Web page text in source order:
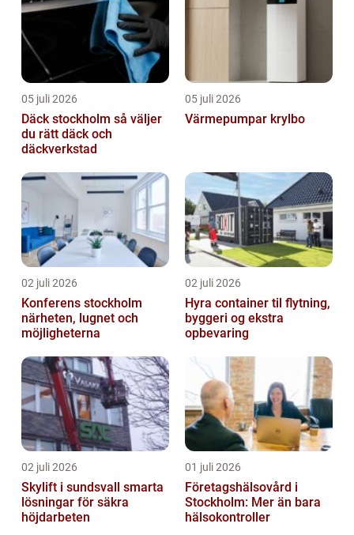
05 juli 2026
Däck stockholm så väljer
du rätt däck och
däckverkstad
05 juli 2026
Värmepumpar krylbo
02 juli 2026
Konferens stockholm
närheten, lugnet och
möjligheterna
02 juli 2026
Hyra container til flytning,
byggeri og ekstra
opbevaring
02 juli 2026
Skylift i sundsvall smarta
lösningar för säkra
höjdarbeten
01 juli 2026
Företagshälsovård i
Stockholm: Mer än bara
hälsokontroller